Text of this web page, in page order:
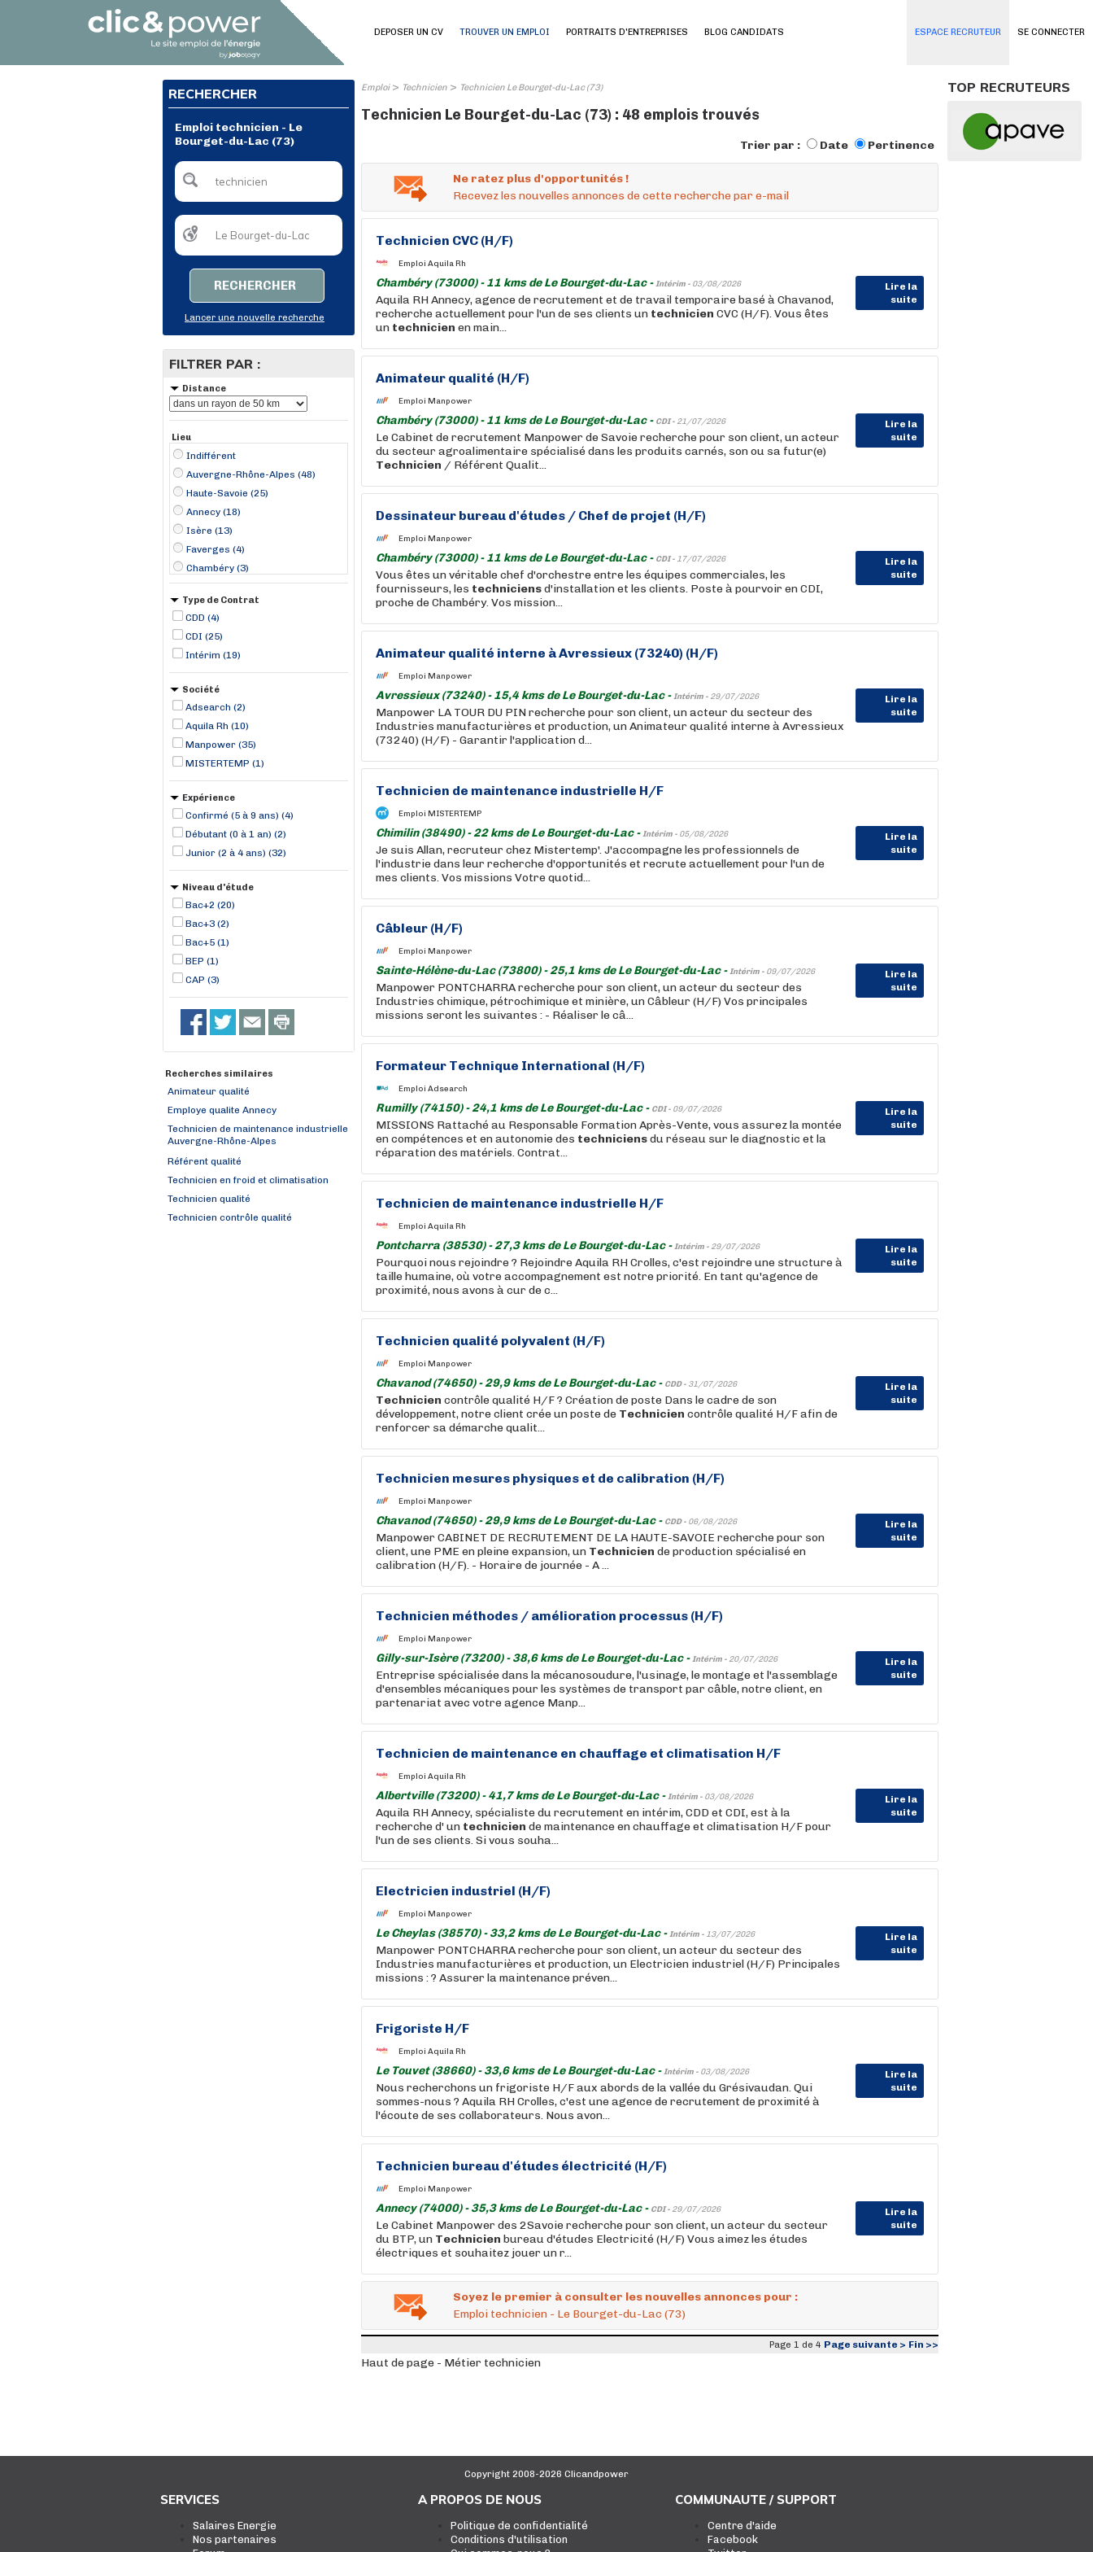
SE CONNECTER
DEPOSER UN CV TROUVER UN EMPLOI PORTRAITS D'ENTREPRISES BLOG CANDIDATS ESPACE RECRUTEUR
RECHERCHER
Emploi technicien - Le
Bourget-du-Lac (73)
RECHERCHER
Lancer une nouvelle recherche
FILTRER PAR :
Distance
Lieu
Indifférent
Auvergne-Rhône-Alpes (48)
Haute-Savoie (25)
Annecy (18)
Isère (13)
Faverges (4)
Chambéry (3)
Crolles (3)
Albertville (2)
Chavanod (2)
Avressieux (1)
Badinières (1)
Type de Contrat
CDD (4)
CDI (25)
Intérim (19)
Société
Adsearch (2)
Aquila Rh (10)
Manpower (35)
MISTERTEMP (1)
Expérience
Confirmé (5 à 9 ans) (4)
Débutant (0 à 1 an) (2)
Junior (2 à 4 ans) (32)
Niveau d'étude
Bac+2 (20)
Bac+3 (2)
Bac+5 (1)
BEP (1)
CAP (3)
Recherches similaires
Animateur qualité
Employe qualite Annecy
Technicien de maintenance industrielle
Auvergne-Rhône-Alpes
Référent qualité
Technicien en froid et climatisation
Technicien qualité
Technicien contrôle qualité
Emploi> Technicien > Technicien Le Bourget-du-Lac (73)
Technicien Le Bourget-du-Lac (73) : 48 emplois trouvés
Trier par : Date Pertinence
Ne ratez plus d'opportunités !
Recevez les nouvelles annonces de cette recherche par e-mail
Technicien CVC (H/F)
Emploi Aquila Rh
Chambéry (73000) - 11 kms de Le Bourget-du-Lac -Intérim - 03/08/2026
Lire la
suite
Aquila RH Annecy, agence de recrutement et de travail temporaire basé à Chavanod,
recherche actuellement pour l'un de ses clients un technicien CVC (H/F). Vous êtes
un technicien en main...
Animateur qualité (H/F)
Emploi Manpower
Chambéry (73000) - 11 kms de Le Bourget-du-Lac - CDI - 21/07/2026
Lire la
suite
Le Cabinet de recrutement Manpower de Savoie recherche pour son client, un acteur
du secteur agroalimentaire spécialisé dans les produits carnés, son ou sa futur(e)
Technicien / Référent Qualit...
Dessinateur bureau d'études / Chef de projet (H/F)
Emploi Manpower
Chambéry (73000) - 11 kms de Le Bourget-du-Lac - CDI - 17/07/2026
Lire la
suite
Vous êtes un véritable chef d'orchestre entre les équipes commerciales, les
fournisseurs, les techniciensd'installation et les clients. Poste à pourvoir en CDI,
proche de Chambéry. Vos mission...
Animateur qualité interne à Avressieux (73240) (H/F)
Emploi Manpower
Avressieux (73240) - 15,4 kms de Le Bourget-du-Lac -Intérim - 29/07/2026
Lire la
suite
Manpower LA TOUR DU PIN recherche pour son client, un acteur du secteur des
Industries manufacturières et production, un Animateur qualité interne à Avressieux
(73240) (H/F) - Garantir l'application d...
Technicien de maintenance industrielle H/F
Emploi MISTERTEMP
Chimilin (38490) - 22 kms de Le Bourget-du-Lac -Intérim - 05/08/2026
Lire la
suite
Je suis Allan, recruteur chez Mistertemp'. J'accompagne les professionnels de
l'industrie dans leur recherche d'opportunités et recrute actuellement pour l'un de
mes clients. Vos missions Votre quotid...
Câbleur (H/F)
Emploi Manpower
Sainte-Hélène-du-Lac (73800) - 25,1 kms de Le Bourget-du-Lac -Intérim - 09/07/2026
Lire la
suite
Manpower PONTCHARRA recherche pour son client, un acteur du secteur des
Industries chimique, pétrochimique et minière, un Câbleur (H/F) Vos principales
missions seront les suivantes : - Réaliser le câ...
Formateur Technique International (H/F)
Emploi Adsearch
Rumilly (74150) - 24,1 kms de Le Bourget-du-Lac - CDI - 09/07/2026
Lire la
suite
MISSIONS Rattaché au Responsable Formation Après-Vente, vous assurez la montée
en compétences et en autonomie des techniciensdu réseau sur le diagnostic et la
réparation des matériels. Contrat...
Technicien de maintenance industrielle H/F
Emploi Aquila Rh
Pontcharra (38530) - 27,3 kms de Le Bourget-du-Lac -Intérim - 29/07/2026
Lire la
suite
Pourquoi nous rejoindre ? Rejoindre Aquila RH Crolles, c'est rejoindre une structure à
taille humaine, où votre accompagnement est notre priorité. En tant qu'agence de
proximité, nous avons à cur de c...
Technicien qualité polyvalent (H/F)
Emploi Manpower
Chavanod (74650) - 29,9 kms de Le Bourget-du-Lac - CDD - 31/07/2026
Lire la
suite
Technicien contrôle qualité H/F ? Création de poste Dans le cadre de son
développement, notre client crée un poste de Technicien contrôle qualité H/F afin de
renforcer sa démarche qualit...
Technicien mesures physiques et de calibration (H/F)
Emploi Manpower
Chavanod (74650) - 29,9 kms de Le Bourget-du-Lac - CDD - 06/08/2026
Lire la
suite
Manpower CABINET DE RECRUTEMENT DE LA HAUTE-SAVOIE recherche pour son
client, une PME en pleine expansion, un Technicien de production spécialisé en
calibration (H/F). - Horaire de journée - A ...
Technicien méthodes / amélioration processus (H/F)
Emploi Manpower
Gilly-sur-Isère (73200) - 38,6 kms de Le Bourget-du-Lac -Intérim - 20/07/2026
Lire la
suite
Entreprise spécialisée dans la mécanosoudure, l'usinage, le montage et l'assemblage
d'ensembles mécaniques pour les systèmes de transport par câble, notre client, en
partenariat avec votre agence Manp...
Technicien de maintenance en chauffage et climatisation H/F
Emploi Aquila Rh
Albertville (73200) - 41,7 kms de Le Bourget-du-Lac -Intérim - 03/08/2026
Lire la
suite
Aquila RH Annecy, spécialiste du recrutement en intérim, CDD et CDI, est à la
recherche d' un technicien de maintenance en chauffage et climatisation H/F pour
l'un de ses clients. Si vous souha...
Electricien industriel (H/F)
Emploi Manpower
Le Cheylas (38570) - 33,2 kms de Le Bourget-du-Lac -Intérim - 13/07/2026
Lire la
suite
Manpower PONTCHARRA recherche pour son client, un acteur du secteur des
Industries manufacturières et production, un Electricien industriel (H/F) Principales
missions : ? Assurer la maintenance préven...
Frigoriste H/F
Emploi Aquila Rh
Le Touvet (38660) - 33,6 kms de Le Bourget-du-Lac -Intérim - 03/08/2026
Lire la
suite
Nous recherchons un frigoriste H/F aux abords de la vallée du Grésivaudan. Qui
sommes-nous ? Aquila RH Crolles, c'est une agence de recrutement de proximité à
l'écoute de ses collaborateurs. Nous avon...
Technicien bureau d'études électricité (H/F)
Emploi Manpower
Annecy (74000) - 35,3 kms de Le Bourget-du-Lac - CDI - 29/07/2026
Lire la
suite
Le Cabinet Manpower des 2Savoie recherche pour son client, un acteur du secteur
du BTP, un Technicien bureau d'études Electricité (H/F) Vous aimez les études
électriques et souhaitez jouer un r...
Soyez le premier à consulter les nouvelles annonces pour :
Emploi technicien - Le Bourget-du-Lac (73)
Page 1 de 4 Page suivante > Fin >>
Haut de page - Métier technicien
TOP RECRUTEURS
Copyright 2008-2026 Clicandpower
SERVICES
Salaires Energie
Nos partenaires
A PROPOS DE NOUS
Politique de confidentialité
Conditions d'utilisation
COMMUNAUTE / SUPPORT
Centre d'aide
Facebook